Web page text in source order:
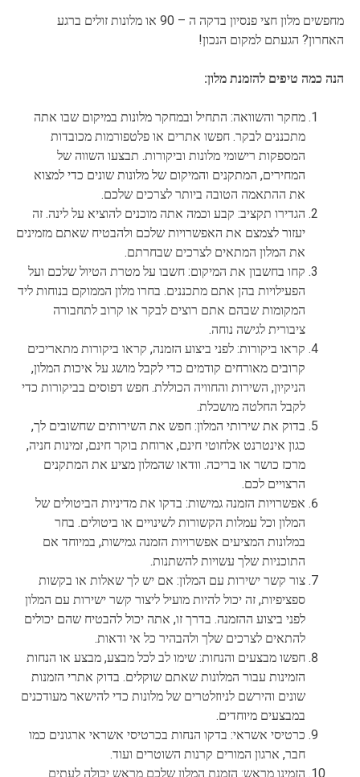
מחפשים מלון חצי פנסיון בדקה ה – 90 או מלונות זולים ברגע
האחרון? הגעתם למקום הנכון!
הנה כמה טיפים להזמנת מלון:
מחקר והשוואה: התחיל ובמחקר מלונות במיקום שבו אתה
מתכננים לבקר. חפשו אתרים או פלטפורמות מכובדות
המספקות רישומי מלונות וביקורות. תבצעו השווה של
המחירים, המתקנים והמיקום של מלונות שונים כדי למצוא
את ההתאמה הטובה ביותר לצרכים שלכם.
הגדירו תקציב: קבע וכמה אתה מוכנים להוציא על לינה. זה
יעזור לצמצם את האפשרויות שלכם ולהבטיח שאתם מזמינים
את המלון המתאים לצרכים שבחרתם.
קחו בחשבון את המיקום: חשבו על מטרת הטיול שלכם ועל
הפעילויות בהן אתם מתכננים. בחרו מלון הממוקם בנוחות ליד
המקומות שבהם אתם רוצים לבקר או קרוב לתחבורה
ציבורית לגישה נוחה.
קראו ביקורות: לפני ביצוע הזמנה, קראו ביקורות מתאריכים
קרובים מאורחים קודמים כדי לקבל מושג על איכות המלון,
הניקיון, השירות והחוויה הכוללת. חפש דפוסים בביקורות כדי
לקבל החלטה מושכלת.
בדוק את שירותי המלון: חפש את השירותים שחשובים לך,
כגון אינטרנט אלחוטי חינם, ארוחת בוקר חינם, זמינות חניה,
מרכז כושר או בריכה. וודאו שהמלון מציע את המתקנים
הרצויים לכם.
אפשרויות הזמנה גמישות: בדקו את מדיניות הביטולים של
המלון וכל עמלות הקשורות לשינויים או ביטולים. בחר
במלונות המציעים אפשרויות הזמנה גמישות, במיוחד אם
התוכניות שלך עשויות להשתנות.
צור קשר ישירות עם המלון: אם יש לך שאלות או בקשות
ספציפיות, זה יכול להיות מועיל ליצור קשר ישירות עם המלון
לפני ביצוע ההזמנה. בדרך זו, אתה יכול להבטיח שהם יכולים
להתאים לצרכים שלך ולהבהיר כל אי ודאות.
חפשו מבצעים והנחות: שימו לב לכל מבצע, מבצע או הנחות
הזמינות עבור המלונות שאתם שוקלים. בדוק אתרי הזמנות
שונים והירשם לניוזלטרים של מלונות כדי להישאר מעודכנים
במבצעים מיוחדים.
כרטיסי אשראי: בדקו הנחות בכרטיסי אשראי ארגונים כמו
חבר, ארגון המורים קרנות השוטרים ועוד.
הזמינו מראש: הזמנת המלון שלכם מראש יכולה לעתים